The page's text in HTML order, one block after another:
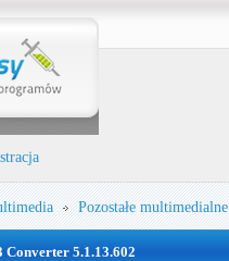
Pozostałe multimedialne
Converter 5.1.13.602